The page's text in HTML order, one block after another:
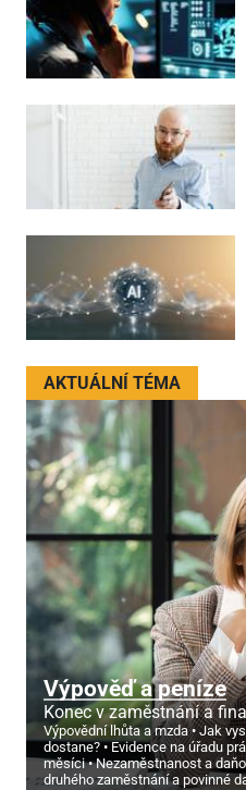
AKTUÁLNÍ TÉMA
Výpověď a peníze
Konec v zaměstnání a
Výpovědní lhůta a mzda
Jak
dostane?
Evidence na úřadu
měsíci
Nezaměstnanost a
druhého zaměstnání a povinné